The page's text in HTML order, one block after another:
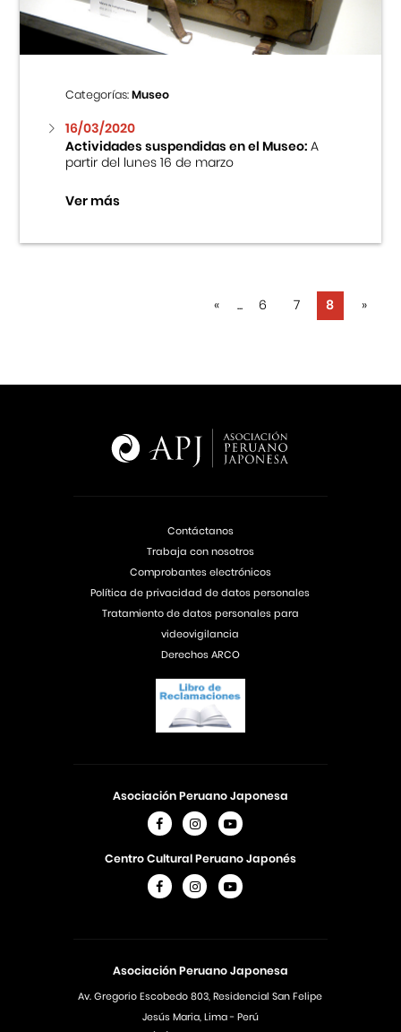
Categorías:Museo
16/03/2020
Actividades suspendidas en el Museo:A
partir del lunes 16 de marzo
Ver más
« ... 6 7 8 »
Asociación Peruano Japonesa
Av. Gregorio Escobedo 803, Residencial San Felipe
Jesús Maria, Lima - Perú
Asociación Peruano Japonesa
Centro Cultural Peruano Japonés
Contáctanos
Trabaja con nosotros
Comprobantes electrónicos
Política de privacidad de datos personales
Tratamiento de datos personales para
videovigilancia
Derechos ARCO